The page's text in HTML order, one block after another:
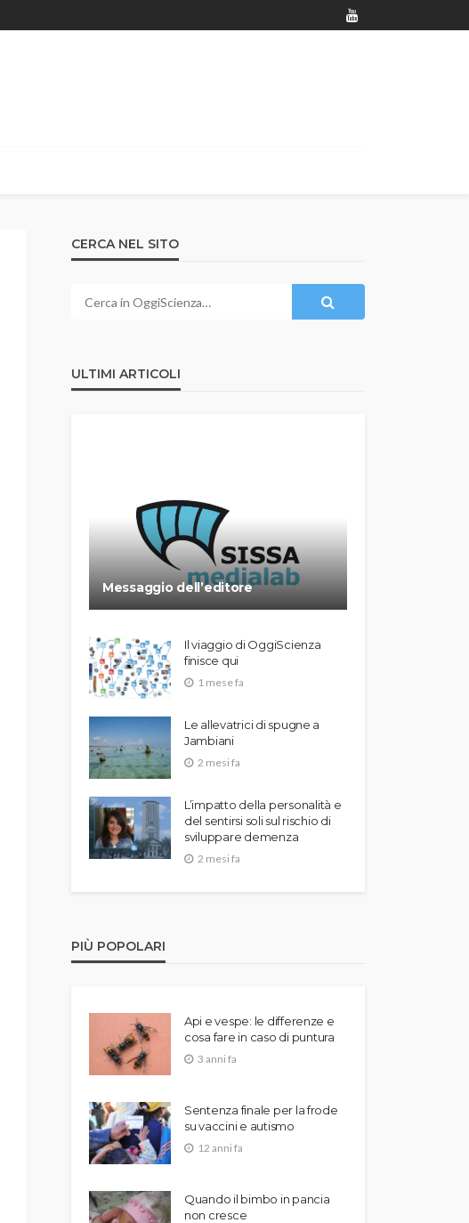
CERCA NEL SITO
ULTIMI ARTICOLI
Messaggio dell’editore
Il viaggio di OggiScienza
finisce qui
1 mese fa
Le allevatrici di spugne a
Jambiani
2 mesi fa
L’impatto della personalità e
del sentirsi soli sul rischio di
sviluppare demenza
2 mesi fa
PIÙ POPOLARI
Api e vespe: le differenze e
cosa fare in caso di puntura
3 anni fa
Sentenza finale per la frode
su vaccini e autismo
12 anni fa
Quando il bimbo in pancia
non cresce